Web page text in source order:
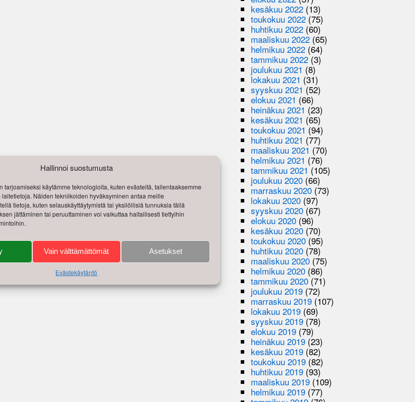
Hallinnoi suostumusta
tarjoamiseksi käytämme teknologioita, kuten evästeitä, tallentaaksemme
laitetietoja. Näiden tekniikoiden hyväksyminen antaa meille
tietoja, kuten selauskäyttäytymistä tai yksilöllisiä tunnuksia tällä
jättäminen tai peruuttaminen voi vaikuttaa haitallisesti tiettyihin
Vain välttämättömät Asetukset
Evästekäytäntö
kesäkuu 2022 (13)
toukokuu 2022(75)
huhtikuu 2022 (60)
maaliskuu 2022 (65)
helmikuu 2022 (64)
tammikuu 2022(3)
joulukuu 2021 (8)
lokakuu 2021 (31)
syyskuu 2021 (52)
elokuu 2021 (66)
heinäkuu 2021 (23)
kesäkuu 2021 (65)
toukokuu 2021 (94)
huhtikuu 2021 (77)
maaliskuu 2021 (70)
helmikuu 2021 (76)
tammikuu 2021 (105)
joulukuu 2020 (66)
marraskuu 2020 (73)
lokakuu 2020 (97)
syyskuu 2020(67)
elokuu 2020 (96)
kesäkuu 2020 (70)
toukokuu 2020(95)
huhtikuu 2020 (78)
maaliskuu 2020 (75)
helmikuu 2020 (86)
tammikuu 2020(71)
joulukuu 2019 (72)
marraskuu 2019 (107)
lokakuu 2019 (69)
syyskuu 2019(78)
elokuu 2019 (79)
heinäkuu 2019 (23)
kesäkuu 2019 (82)
toukokuu 2019(82)
huhtikuu 2019 (93)
maaliskuu 2019 (109)
helmikuu 2019 (77)